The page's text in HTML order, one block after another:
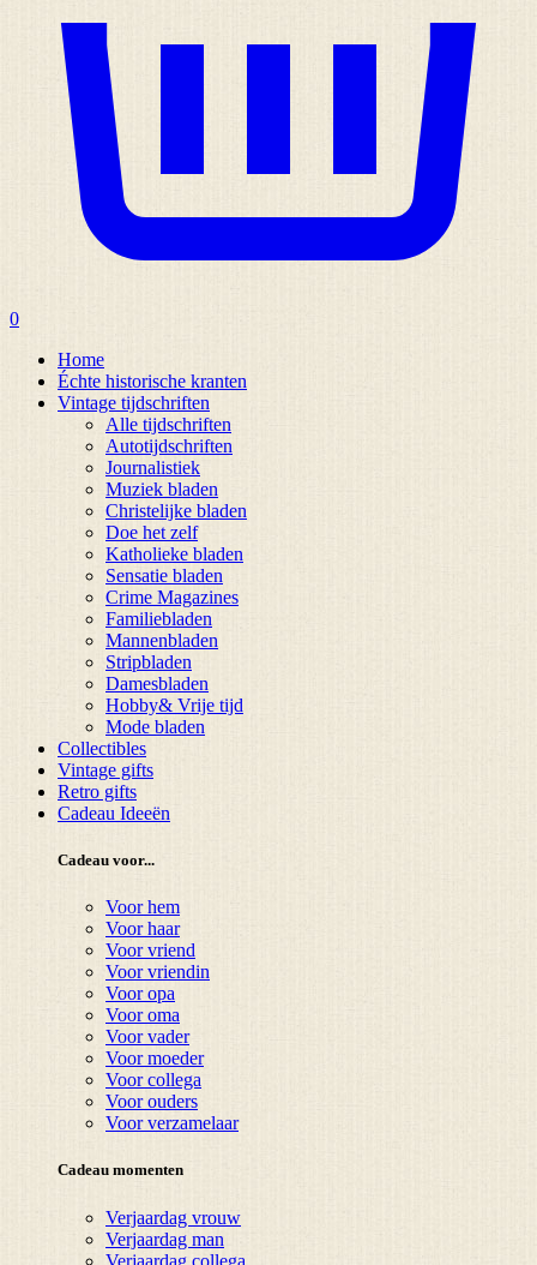
0
Home
Échte historische kranten
Vintage tijdschriften
Alle tijdschriften
Autotijdschriften
Journalistiek
Muziek bladen
Christelijke bladen
Doe het zelf
Katholieke bladen
Sensatie bladen
Crime Magazines
Familiebladen
Mannenbladen
Stripbladen
Damesbladen
Hobby& Vrije tijd
Mode bladen
Collectibles
Vintage gifts
Retro gifts
Cadeau Ideeën
Cadeau voor...
Voor hem
Voor haar
Voor vriend
Voor vriendin
Voor opa
Voor oma
Voor vader
Voor moeder
Voor collega
Voor ouders
Voor verzamelaar
Cadeau momenten
Verjaardag vrouw
Verjaardag man
Verjaardag collega